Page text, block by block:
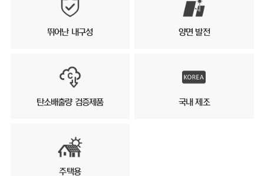
뛰어난 내구성 양면 발전
탄소배출량 검증제품 국내 제조
주택용